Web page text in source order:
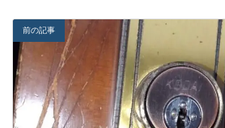
前の記事